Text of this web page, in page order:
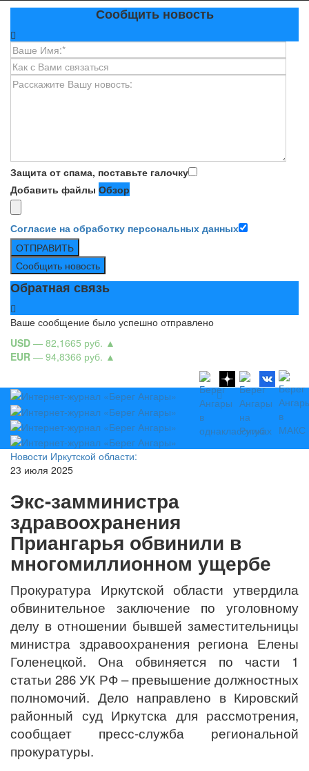
Сообщить новость
Защита от спама, поставьте галочку
Добавить файлы Обзор
Согласие на обработку персональных данных
ОТПРАВИТЬ
Сообщить новость
Обратная связь
Ваше сообщение было успешно отправлено
USD — 82,1665 руб. ▲
EUR — 94,8366 руб. ▲
Новости Иркутской области:
23 июля 2025
Экс-замминистра
здравоохранения
Приангарья обвинили в
многомиллионном ущербе
Прокуратура Иркутской области утвердила
обвинительное заключение по уголовному
делу в отношении бывшей заместительницы
министра здравоохранения региона Елены
Голенецкой. Она обвиняется по части 1
статьи 286 УК РФ – превышение должностных
полномочий. Дело направлено в Кировский
районный суд Иркутска для рассмотрения,
сообщает пресс-служба региональной
прокуратуры.